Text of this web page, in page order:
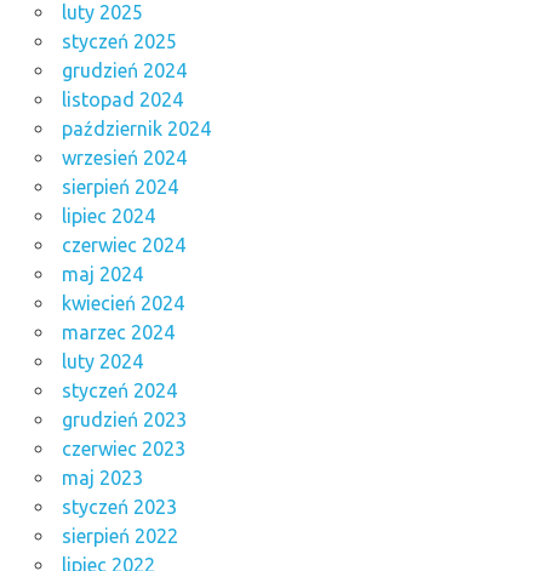
luty 2025
styczeń 2025
grudzień 2024
listopad 2024
październik 2024
wrzesień 2024
sierpień 2024
lipiec 2024
czerwiec 2024
maj 2024
kwiecień 2024
marzec 2024
luty 2024
styczeń 2024
grudzień 2023
czerwiec 2023
maj 2023
styczeń 2023
sierpień 2022
lipiec 2022